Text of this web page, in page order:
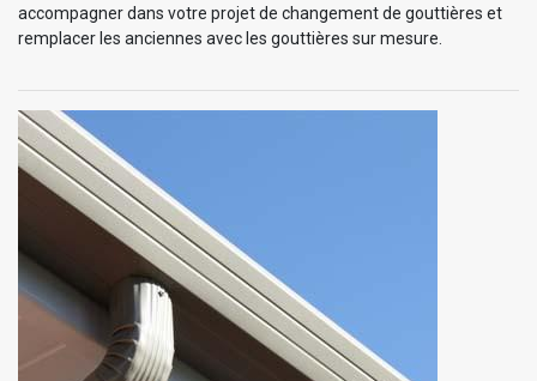
accompagner dans votre projet de changement de gouttières et
remplacer les anciennes avec les gouttières sur mesure.